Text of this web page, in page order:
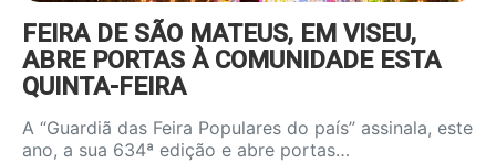
FEIRA DE SÃO MATEUS, EM VISEU,
ABRE PORTAS À COMUNIDADE ESTA
QUINTA-FEIRA
A “Guardiã das Feira Populares do país” assinala, este
ano, a sua 634ª edição e abre portas…